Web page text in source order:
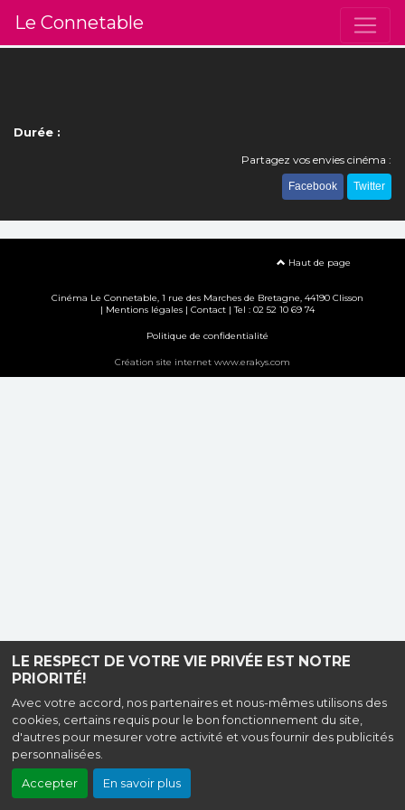
LE RESPECT DE VOTRE VIE PRIVÉE EST NOTRE
PRIORITÉ!
Avec votre accord, nos partenaires et nous-mêmes utilisons des
cookies, certains requis pour le bon fonctionnement du site,
d'autres pour mesurer votre activité et vous fournir des publicités
personnalisées.
Accepter En savoir plus
Le Connetable
Durée :
Partagez vos envies cinéma :
Facebook Twitter
Haut de page
Cinéma Le Connetable, 1 rue des Marches de Bretagne, 44190 Clisson
| Mentions légales| Contact| Tel : 02 52 10 69 74
Politique de confidentialité
Création site internet www.erakys.com